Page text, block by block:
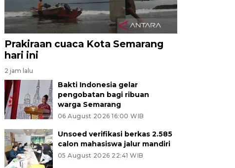
Prakiraan cuaca Kota Semarang
hari ini
2 jam lalu
Bakti Indonesia gelar
pengobatan bagi ribuan
warga Semarang
06 August 2026 16:00 WIB
Unsoed verifikasi berkas 2.585
calon mahasiswa jalur mandiri
05 August 2026 22:41 WIB